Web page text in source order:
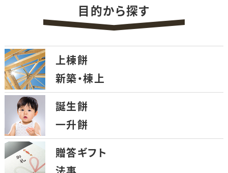
目的から探す
上棟餅
新築・棟上
誕生餅
一升餅
贈答ギフト